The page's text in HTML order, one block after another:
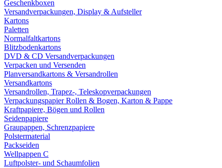
Geschenkboxen
Versandverpackungen, Display & Aufsteller
Kartons
Paletten
Normalfaltkartons
Blitzbodenkartons
DVD & CD Versandverpackungen
Verpacken und Versenden
Planversandkartons & Versandrollen
Versandkartons
Versandrollen, Trapez-, Teleskopverpackungen
Verpackungspapier Rollen & Bogen, Karton & Pappe
Kraftpapiere, Bögen und Rollen
Seidenpapiere
Graupappen, Schrenzpapiere
Polstermaterial
Packseiden
Wellpappen C
Luftpolster- und Schaumfolien